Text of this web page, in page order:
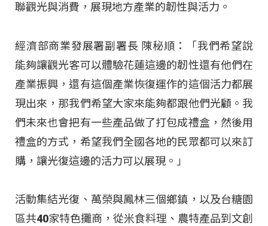
聯觀光與消費，展現地方產業的韌性與活力。
經濟部商業發展署副署長 陳秘順：「我們希望說
能夠讓觀光客可以體驗花蓮這邊的韌性還有他們在
產業振興，還有這個產業恢復運作的這個活力都展
現出來，那我們希望大家來能夠都跟他們光顧。我
們未來也會把有一些產品做了打包成禮盒，然後用
禮盒的方式，希望我們全國各地的民眾都可以來訂
購，讓光復這邊的活力可以展現。」
活動集結光復、萬榮與鳳林三個鄉鎮，以及台糖園
區共40家特色攤商，從米食料理、農特產品到文創